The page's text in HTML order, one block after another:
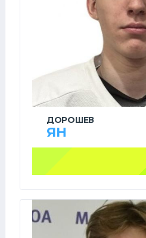
ДОРОШЕВ
ЯН